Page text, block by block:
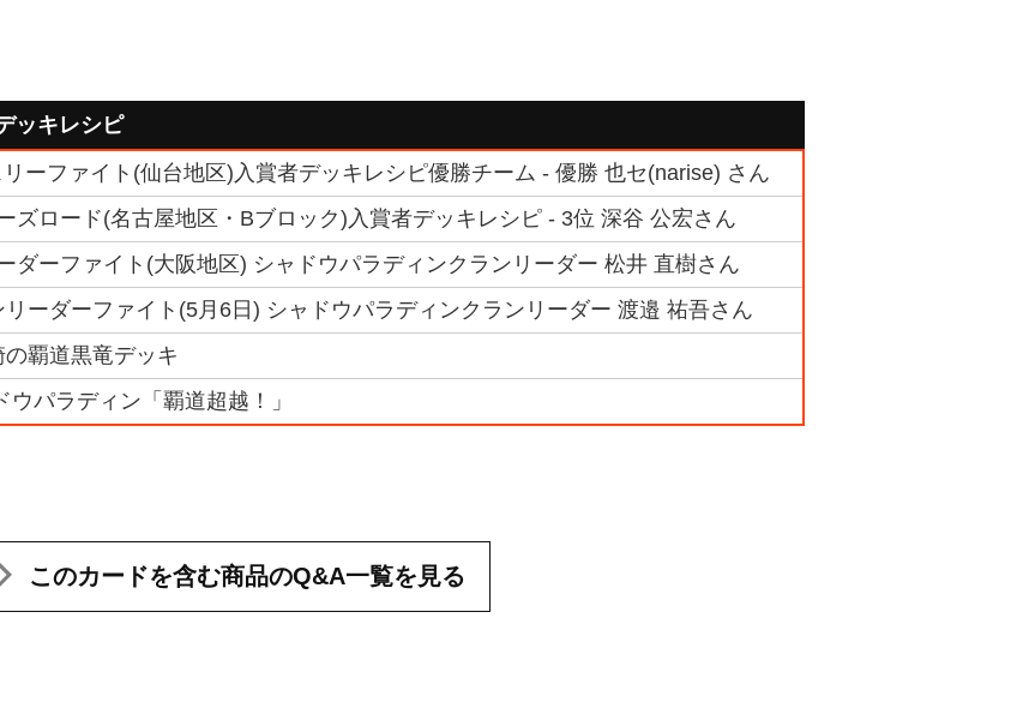
ッキレシピ
ーファイト(仙台地区)入賞者デッキレシピ優勝チーム - 優勝 也セ(narise) さん
ズロード(名古屋地区・Bブロック)入賞者デッキレシピ - 3位 深谷 公宏さん
ダーファイト(大阪地区) シャドウパラディンクランリーダー 松井 直樹さん
ーダーファイト(5月6日) シャドウパラディンクランリーダー 渡邉 祐吾さん
の覇道黒竜デッキ
ウパラディン「覇道超越！」
このカードを含む商品のQ&A一覧を見る